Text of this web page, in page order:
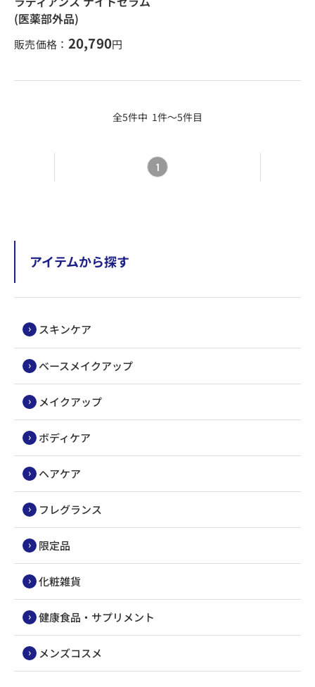
アイテムから探す
スキンケア
ベースメイクアップ
メイクアップ
ボディケア
ヘアケア
フレグランス
限定品
化粧雑貨
健康食品・サプリメント
メンズコスメ
(医薬部外品)
販売価格： 20,790円
全5件中 1件～5件目
1